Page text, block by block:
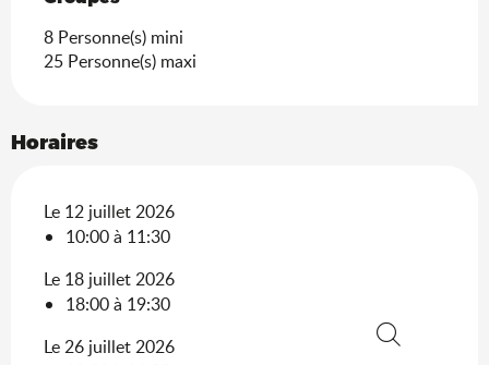
8 Personne(s) mini
25 Personne(s) maxi
Horaires
Le 12 juillet 2026
10:00 à 11:30
Le 18 juillet 2026
18:00 à 19:30
Le 26 juillet 2026